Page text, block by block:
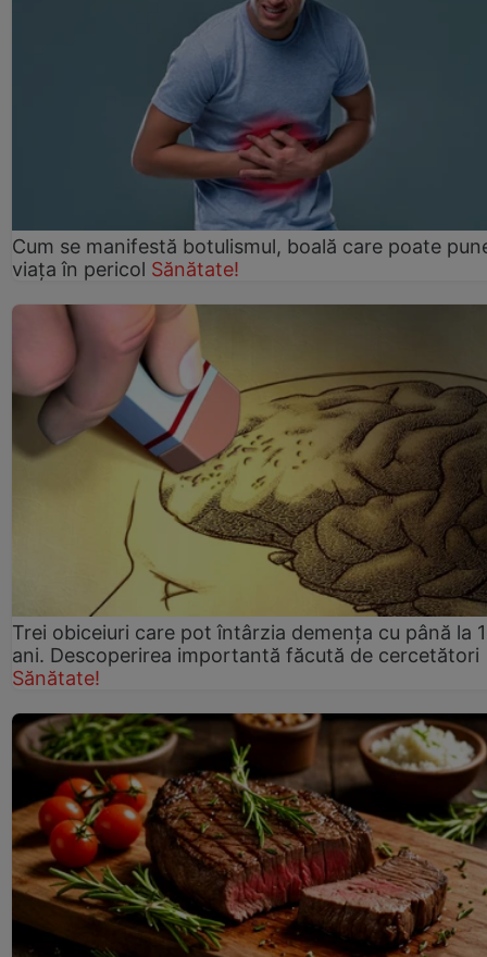
Cum se manifestă botulismul, boală care poate
viaţa în pericol Sănătate!
Trei obiceiuri care pot întârzia demența cu până la
ani. Descoperirea importantă făcută de cercetători
Sănătate!